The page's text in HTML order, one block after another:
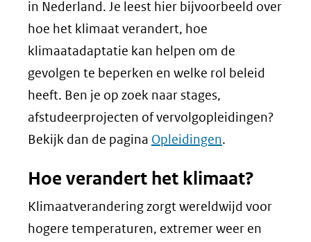
in Nederland. Je leest hier bijvoorbeeld over
hoe het klimaat verandert, hoe
klimaatadaptatie kan helpen om de
gevolgen te beperken en welke rol beleid
heeft. Ben je op zoek naar stages,
afstudeerprojecten of vervolgopleidingen?
Bekijk dan de pagina Opleidingen.
Hoe verandert het klimaat?
Klimaatverandering zorgt wereldwijd voor
hogere temperaturen, extremer weer en